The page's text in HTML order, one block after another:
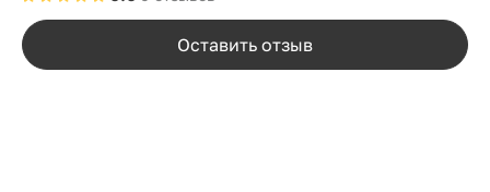
Оставить отзыв